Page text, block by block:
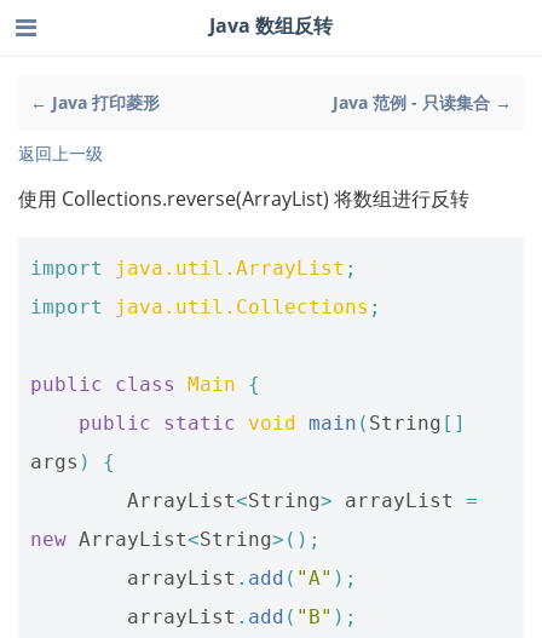
← Java 打印菱形 Java 范例 - 只读集合 →
Java 数组反转
返回上一级
使用 Collections.reverse(ArrayList) 将数组进行反转
import java.util.ArrayList ;
import
java.util.Collections ;
public class Main
{
public
static void main ( String []
args )
{
ArrayList<String> arrayList
=
new ArrayList<String>();
arrayList . add ( "A" );
arrayList . add ( "B" );